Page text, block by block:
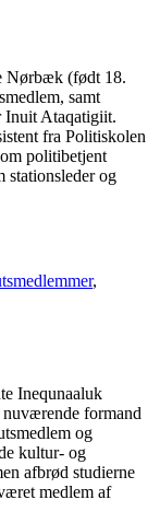
Nørbæk (født 18.
samt
Inuit Ataqatigiit.
fra Politiskolen
politibetjent
stationsleder og
,
Inequnaaluk
formand
og
kultur- og
afbrød studierne
medlem af